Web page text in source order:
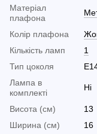
Матеріал
плафона
Колір плафона
Кількість ламп
1
Тип цоколя
Лампа в
комплекті
Ні
Висота (см)
13
Ширина (см)
16